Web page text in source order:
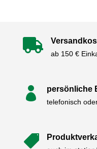

ab 150 €
 persönliche
telefonisch
